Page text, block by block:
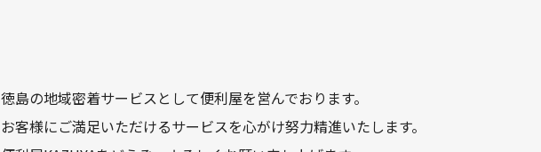
徳島の地域密着サービスとして便利屋を営んでおります。
お客様にご満足いただけるサービスを心がけ努力精進いたします。